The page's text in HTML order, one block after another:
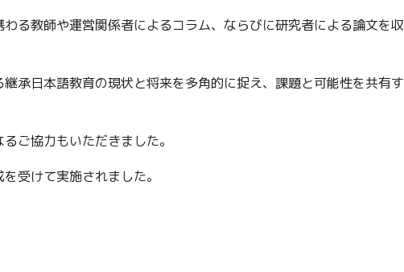
る教師や運営関係者によるコラム、ならびに研究者による論文を収
承日本語教育の現状と将来を多角的に捉え、課題と可能性を共有す
ご協力もいただきました。
受けて実施されました。